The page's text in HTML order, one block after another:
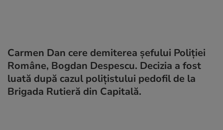
Carmen Dan cere demiterea șefului Poliției
Române, Bogdan Despescu. Decizia a fost
luată după cazul polițistului pedofil de la
Brigada Rutieră din Capitală.